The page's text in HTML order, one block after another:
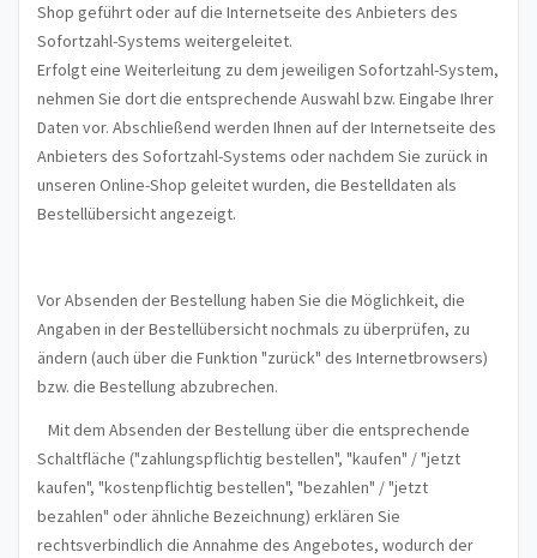
Shop geführt oder auf die Internetseite des Anbieters des
Sofortzahl-Systems weitergeleitet.
Erfolgt eine Weiterleitung zu dem jeweiligen Sofortzahl-System,
nehmen Sie dort die entsprechende Auswahl bzw. Eingabe Ihrer
Daten vor. Abschließend werden Ihnen auf der Internetseite des
Anbieters des Sofortzahl-Systems oder nachdem Sie zurück in
unseren Online-Shop geleitet wurden, die Bestelldaten als
Bestellübersicht angezeigt.
Vor Absenden der Bestellung haben Sie die Möglichkeit, die
Angaben in der Bestellübersicht nochmals zu überprüfen, zu
ändern (auch über die Funktion "zurück" des Internetbrowsers)
bzw. die Bestellung abzubrechen.
Mit dem Absenden der Bestellung über die entsprechende
Schaltfläche ("zahlungspflichtig bestellen", "kaufen" / "jetzt
kaufen", "kostenpflichtig bestellen", "bezahlen" / "jetzt
bezahlen" oder ähnliche Bezeichnung) erklären Sie
rechtsverbindlich die Annahme des Angebotes, wodurch der